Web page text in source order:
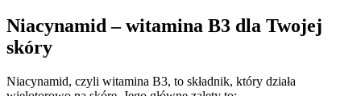
Niacynamid – witamina B3 dla Twojej
skóry
Niacynamid, czyli witamina B3, to składnik, który działa